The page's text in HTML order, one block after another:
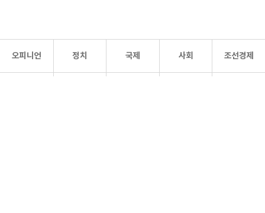
오피니언 정치 국제 사회 조선경제